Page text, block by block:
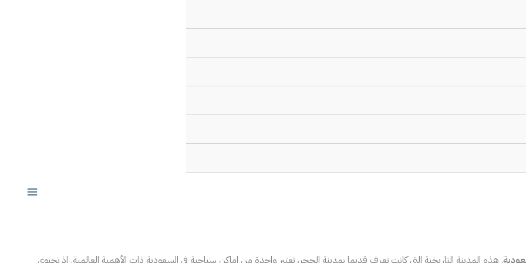
من أقدس الوجهات السياحية. حيث أنها تجمع لك بين كل من الطابع الديني والتاريخي. مما يجعلها وجهة مميزة للزوار من مختلف
تجربة سياحية غنية. مما يتيح للزوار فرصة التعرف على المعالم السياحيه التي تمثل جزءًا هاما من التراث الإسلامي. ويمكن للزوار أيضا
الإسلامي والتعرف على الإرث الثقافي العريق للمدينة. إضافة إلى ذلك، تتوفر للزائرين معلومات عن السياحه تساعدهم على التخطيط
والتعلم.
. هذه المدينة التاريخية التي كانت تعرف قديما بمدينة الحجر، تعتبر واحدة من اماكن سياحية في السعودية ذات الأهمية العالمية. إذ تحتوي